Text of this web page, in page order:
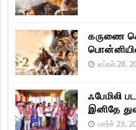
கருணை
ஏப்ரல் 28,
ஃபேமிலி
இனிதே
மார்ச் 23,